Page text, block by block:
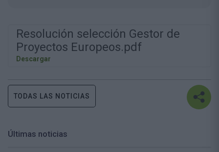
Resolución selección Gestor de
Proyectos Europeos.pdf
Descargar
TODAS LAS NOTICIAS
Últimas noticias